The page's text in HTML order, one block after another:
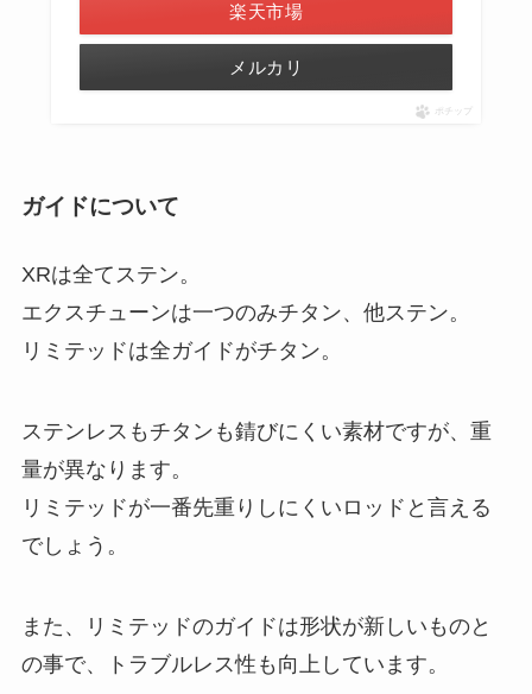
楽天市場
メルカリ
ポチップ
ガイドについて
XRは全てステン。
エクスチューンは一つのみチタン、他ステン。
リミテッドは全ガイドがチタン。
ステンレスもチタンも錆びにくい素材ですが、重
量が異なります。
リミテッドが一番先重りしにくいロッドと言える
でしょう。
また、リミテッドのガイドは形状が新しいものと
の事で、トラブルレス性も向上しています。